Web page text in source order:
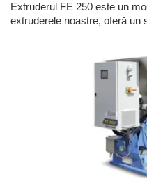
Extruderul FE 250 este un
extruderele noastre, oferă un